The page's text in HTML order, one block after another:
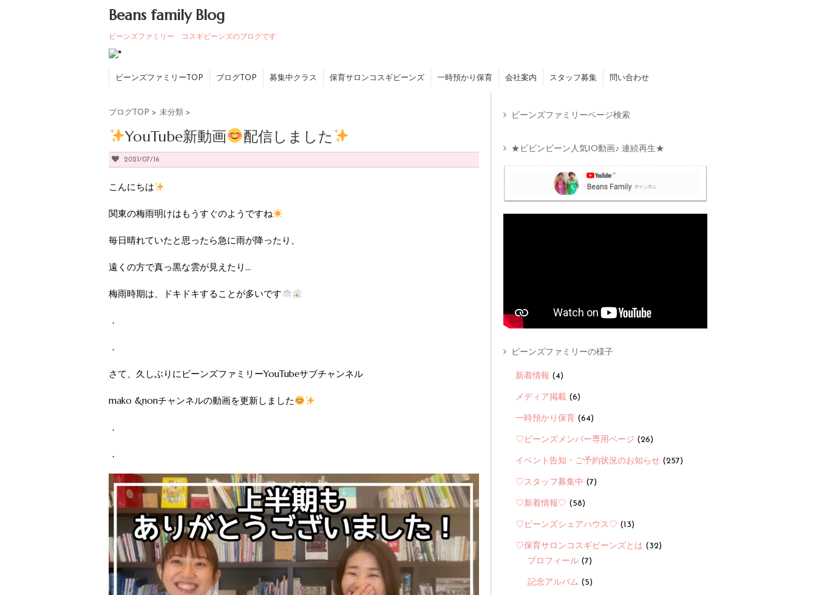
Beans family Blog
ビーンズファミリー コスギビーンズのブログです
ビーンズファミリーTOP ブログTOP 募集中クラス 保育サロンコスギビーンズ 一時預かり保育 会社案内 スタッフ募集 問い合わせ
ブログTOP > 未分類 >
YouTube新動画 配信しました
2021/07/16
こんにちは
関東の梅雨明けはもうすぐのようですね
毎日晴れていたと思ったら急に雨が降ったり、
遠くの方で真っ黒な雲が見えたり…
梅雨時期は、ドキドキすることが多いです
．
．
さて、久しぶりにビーンズファミリーYouTubeサブチャンネル
mako &nonチャンネルの動画を更新しました
．
．
ビーンズファミリーページ検索
★ビビンビーン人気10動画♪ 連続再生★
ビーンズファミリーの様子
新着情報 (4)
メディア掲載 (6)
一時預かり保育 (64)
♡ビーンズメンバー専用ページ (26)
イベント告知・ご予約状況のお知らせ (257)
♡スタッフ募集中 (7)
♡新着情報♡ (58)
♡ビーンズシェアハウス♡ (13)
♡保育サロンコスギビーンズとは (32)
プロフィール (7)
記念アルバム (5)